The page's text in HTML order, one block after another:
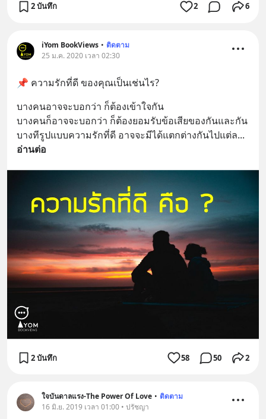
2 บันทึก 2 6
iYom BookViews • ติดตาม
25 ม.ค. 2020 เวลา 02:30
📌 ความรักที่ดี ของคุณเป็นเช่นไร?
บางคนอาจจะบอกว่า ก็ต้องเข้าใจกัน
บางคนก็อาจจะบอกว่า ก็ต้องยอมรับข้อเสียของกันและกัน
บางทีรูปแบบความรักที่ดี อาจจะมีได้แตกต่างกันไปแต่ล
อ่านต่อ
2 บันทึก 58 50 2
ใจบันดาลแรง-The Power Of Love • ติดตาม
16 มิ.ย. 2019 เวลา 01:00 • ปรัชญา